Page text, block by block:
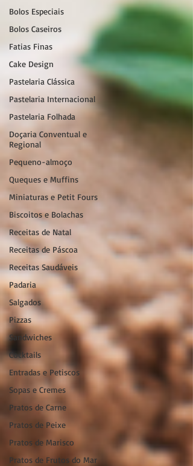
Bolos Especiais
Bolos Caseiros
Fatias Finas
Cake Design
Pastelaria Clássica
Pastelaria Internacional
Pastelaria Folhada
Doçaria Conventual e
Regional
Pequeno-almoço
Queques e Muffins
Miniaturas e Petit Fours
Biscoitos e Bolachas
Receitas de Natal
Receitas de Páscoa
Receitas Saudáveis
Padaria
Salgados
Pizzas
Sandwiches
Cocktails
Entradas e Petiscos
Sopas e Cremes
Pratos de Carne
Pratos de Peixe
Pratos de Marisco
Pratos de Frutos do Mar